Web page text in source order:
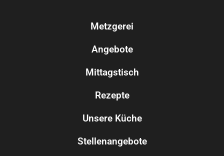
Metzgerei
Angebote
Mittagstisch
Rezepte
Unsere Küche
Stellenangebote